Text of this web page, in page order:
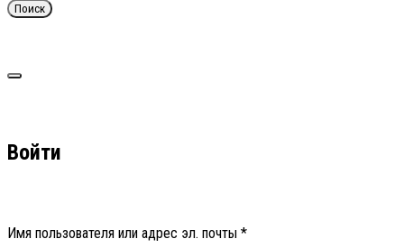
Поиск
Войти
Имя пользователя или адрес эл. почты *